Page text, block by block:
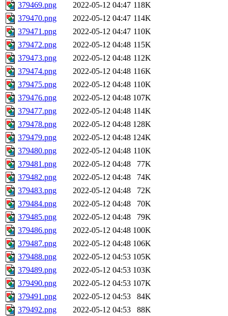
379469.png
2022-05-12 04:47 118K
379470.png
2022-05-12 04:47 114K
379471.png
2022-05-12 04:47 110K
379472.png
2022-05-12 04:48 115K
379473.png
2022-05-12 04:48 112K
379474.png
2022-05-12 04:48 116K
379475.png
2022-05-12 04:48 110K
379476.png
2022-05-12 04:48 107K
379477.png
2022-05-12 04:48 114K
379478.png
2022-05-12 04:48 128K
379479.png
2022-05-12 04:48 124K
379480.png
2022-05-12 04:48 110K
379481.png
2022-05-12 04:48
77K
379482.png
2022-05-12 04:48
74K
379483.png
2022-05-12 04:48
72K
379484.png
2022-05-12 04:48
70K
379485.png
2022-05-12 04:48
79K
379486.png
2022-05-12 04:48 100K
379487.png
2022-05-12 04:48 106K
379488.png
2022-05-12 04:53 105K
379489.png
2022-05-12 04:53 103K
379490.png
2022-05-12 04:53 107K
379491.png
2022-05-12 04:53
84K
379492.png
2022-05-12 04:53 88K